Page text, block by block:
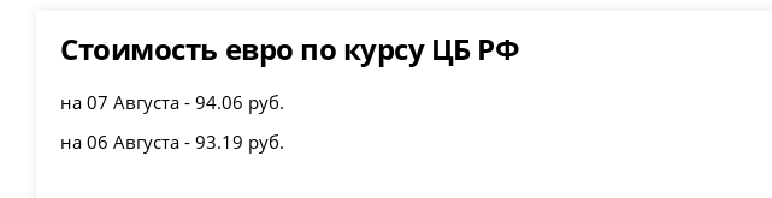
Стоимость евро по курсу ЦБ РФ
на 07 Августа - 94.06 руб.
на 06 Августа - 93.19 руб.